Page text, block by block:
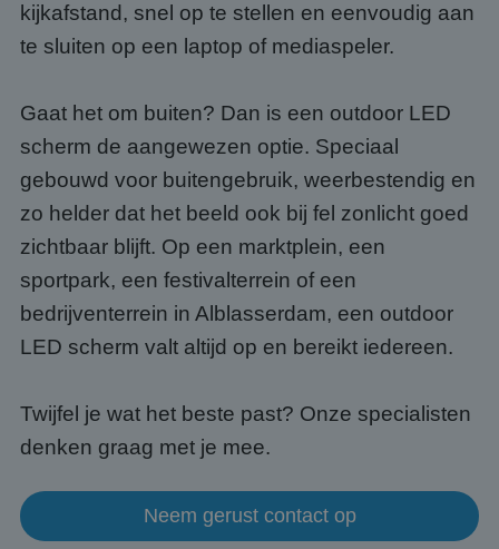
kijkafstand, snel op te stellen en eenvoudig aan
te sluiten op een laptop of mediaspeler.
Gaat het om buiten? Dan is een outdoor LED
scherm de aangewezen optie. Speciaal
gebouwd voor buitengebruik, weerbestendig en
zo helder dat het beeld ook bij fel zonlicht goed
zichtbaar blijft. Op een marktplein, een
sportpark, een festivalterrein of een
bedrijventerrein in Alblasserdam, een outdoor
LED scherm valt altijd op en bereikt iedereen.
Twijfel je wat het beste past? Onze specialisten
denken graag met je mee.
Neem gerust contact op